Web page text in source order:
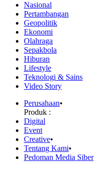
Nasional
Pertambangan
Geopolitik
Ekonomi
Olahraga
Sepakbola
Hiburan
Lifestyle
Teknologi & Sains
Video Story
Perusahaan•
Produk :
Digital
Event
Creative•
Tentang Kami•
Pedoman Media Siber